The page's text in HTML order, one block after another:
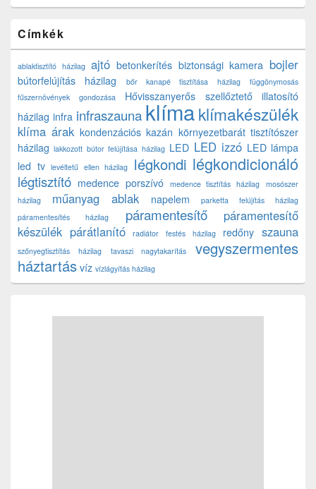
Címkék
ablaktisztító házilag ajtó betonkerítés biztonsági kamera bojler
bútorfelújítás házilag bőr kanapé tisztítása házilag
függönymosás
fűszernövények gondozása
Hővisszanyerős szellőztető
illatosító
házilag infra infraszauna klímaklímakészülék
klíma árak kondenzációs kazán környezetbarát tisztítószer
házilag lakkozott bútor felújítása házilag LED LED izzó LED lámpa
led tv levéltetű ellen házilag légkondi légkondicionáló
légtisztító medence porszívó medence tisztítás házilag
mosószer
házilag
műanyag ablak napelem
parketta felújítás házilag
páramentesítés házilag
páramentesítő
páramentesítő
készülék párátlanító radiátor festés házilag redőny szauna
szőnyegtisztítás házilag tavaszi nagytakarítás
vegyszermentes
háztartás víz vízlágyítás házilag